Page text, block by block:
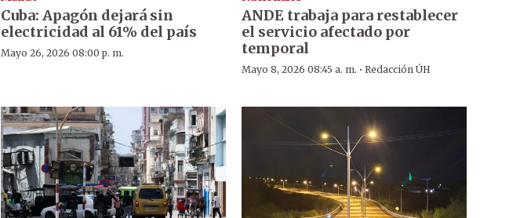
Cuba: Apagón dejará sin
electricidad al 61% del país
Mayo 26, 2026 08:00 p. m.
ANDE trabaja para restablecer
el servicio afectado por
temporal
Mayo 8, 2026 08:45 a. m. · Redacción ÚH